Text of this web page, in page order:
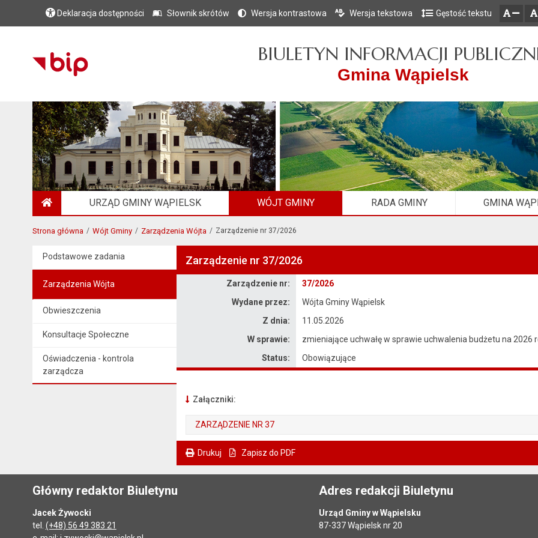
Przejdź do głównego menu
Przejdź do treści
Przejdź do mapy serwisu
Deklaracja dostępności Słownik skrótów Wersja kontrastowa Wersja tekstowa Gęstość tekstu
BIULETYN INFORMACJI
Gmina Wąpielsk
URZĄD GMINY WĄPIELSK WÓJT GMINY RADA GMINY GMINA
Strona główna Wójt Gminy Zarządzenia Wójta Zarządzenie nr 37/2026
Podstawowe zadania
Zarządzenia Wójta
Obwieszczenia
Konsultacje Społeczne
Oświadczenia - kontrola
zarządcza
Zarządzenie nr 37/2026
Zarządzenie nr:
37/2026
Wydane przez:
Wójta Gminy Wąpielsk
Z dnia:
11.05.2026
W sprawie:
zmieniające uchwałę w sprawie uchwalenia budżetu na 2026
Status:
Obowiązujące
Załączniki:
ZARZĄDZENIE NR 37
Drukuj Zapisz do PDF
Główny redaktor Biuletynu
Jacek Żywocki
tel. (+48) 56 49 383 21
Adres redakcji Biuletynu
Urząd Gminy w Wąpielsku
87-337 Wąpielsk nr 20